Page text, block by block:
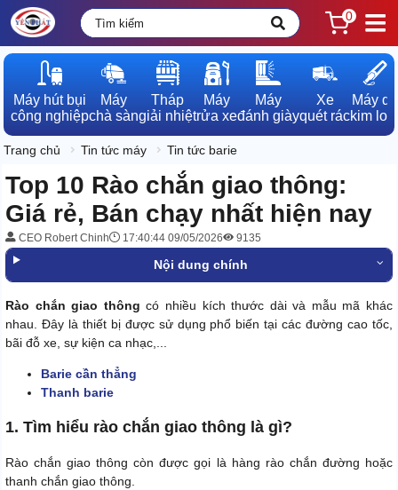
0
Máy hút bụi
công nghiệp
Máy
chà sàn
Tháp
giải nhiệt
Máy
rửa xe
Máy
đánh giày
Xe
quét rác
Máy dò
kim loại
Trang chủ Tin tức máy Tin tức barie
Top 10 Rào chắn giao thông:
Giá rẻ, Bán chạy nhất hiện nay
CEO Robert Chinh 17:40:44 09/05/2026 9135
Nội dung chính
Rào chắn giao thông có nhiều kích thước dài và mẫu mã khác
nhau. Đây là thiết bị được sử dụng phổ biến tại các đường cao tốc,
bãi đỗ xe, sự kiện ca nhạc,...
Barie cần thẳng
Thanh barie
1. Tìm hiểu rào chắn giao thông là gì?
Rào chắn giao thông còn được gọi là hàng rào chắn đường hoặc
thanh chắn giao thông.